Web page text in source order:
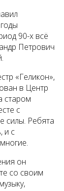
90-х всё
Петрович
«Геликон»,
в Центр
старом
с
силы. Ребята
и с
он
со своим